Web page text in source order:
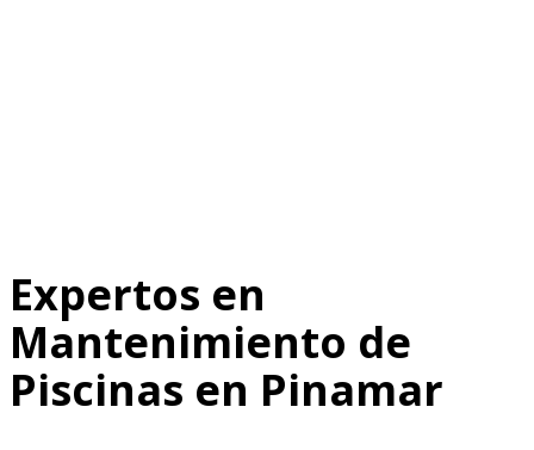
Expertos en
Mantenimiento de
Piscinas en Pinamar